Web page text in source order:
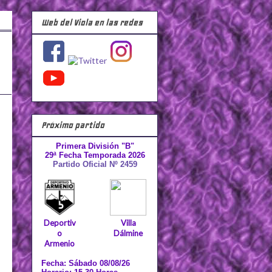
Web del Viola en las redes
Próximo partido
Primera División "B"
29ª Fecha Temporada 2026
Partido Oficial Nº 2459
Deportiv
o
Armenio
Villa
Dálmine
Fecha: Sábado 08/08/26